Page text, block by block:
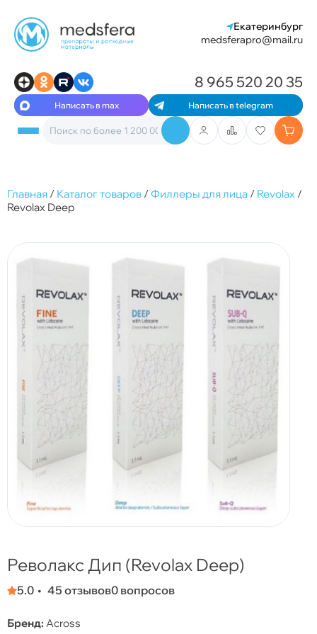
Екатеринбург
medsferapro@mail.ru
Написать в max Написать в telegram
8 965 520 20 35
Главная / Каталог товаров /Филлеры для лица / Revolax /
Revolax Deep
Револакс Дип (Revolax Deep)
5.0 45 отзывов0 вопросов
Бренд: Across